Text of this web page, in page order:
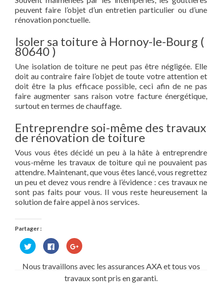
peuvent faire l’objet d’un entretien particulier ou d’une
rénovation ponctuelle.
Isoler sa toiture à Hornoy-le-Bourg (
80640 )
Une isolation de toiture ne peut pas être négligée. Elle
doit au contraire faire l’objet de toute votre attention et
doit être la plus efficace possible, ceci afin de ne pas
faire augmenter sans raison votre facture énergétique,
surtout en termes de chauffage.
Entreprendre soi-même des travaux
de rénovation de toiture
Vous vous êtes décidé un peu à la hâte à entreprendre
vous-même les travaux de toiture qui ne pouvaient pas
attendre. Maintenant, que vous êtes lancé, vous regrettez
un peu et devez vous rendre à l’évidence : ces travaux ne
sont pas faits pour vous. Il vous reste heureusement la
solution de faire appel à nos services.
Partager :
Cliquez
pour
partager
Twitter(ouvre
Cliquez
pour
partager
sur
Facebook(ouvre
dans
une
Cliquez
pour
Google+
dans
Nous travaillons avec les assurances AXA et tous vos
travaux sont pris en garanti.